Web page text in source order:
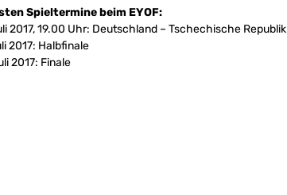
Spieltermine beim EYOF:
2017, 19.00 Uhr: Deutschland – Tschechische Republik
2017: Halbfinale
2017: Finale